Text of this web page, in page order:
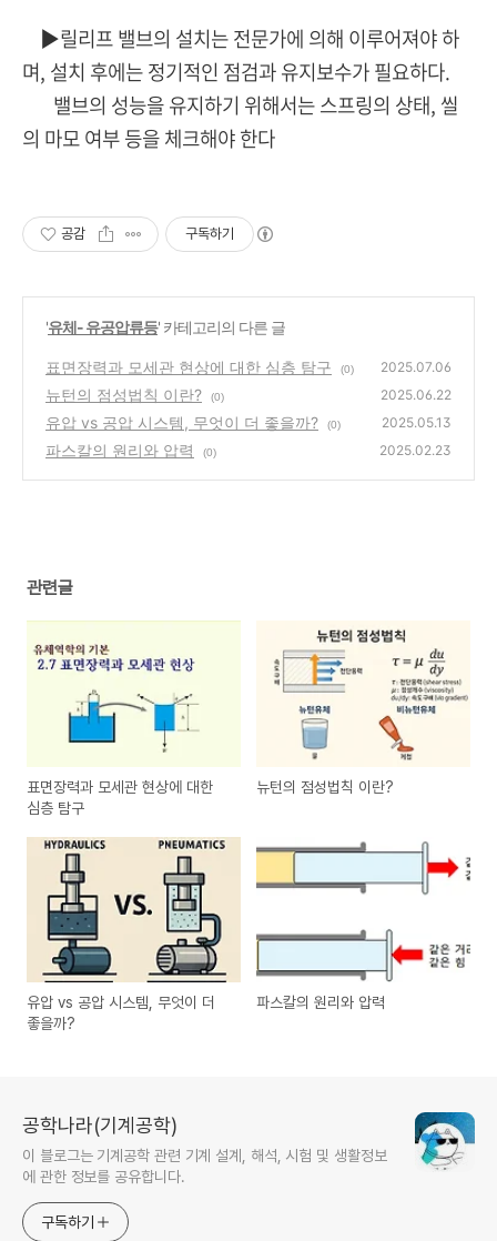
▶릴리프 밸브의 설치는 전문가에 의해 이루어져야 하
며, 설치 후에는 정기적인 점검과 유지보수가 필요하다.
밸브의 성능을 유지하기 위해서는 스프링의 상태, 씰
의 마모 여부 등을 체크해야 한다
공감 구독하기
'유체- 유공압류등' 카테고리의 다른 글
표면장력과 모세관 현상에 대한 심층 탐구 (0) 2025.07.06
뉴턴의 점성법칙 이란? (0) 2025.06.22
유압 vs 공압 시스템, 무엇이 더 좋을까? (0) 2025.05.13
파스칼의 원리와 압력 (0) 2025.02.23
관련글
표면장력과 모세관 현상에 대한
심층 탐구
뉴턴의 점성법칙 이란?
유압 vs 공압 시스템, 무엇이 더
좋을까?
파스칼의 원리와 압력
공학나라(기계공학)
이 블로그는 기계공학 관련 기계 설계, 해석, 시험 및 생활정보
에 관한 정보를 공유합니다.
구독하기